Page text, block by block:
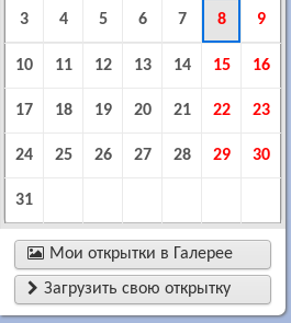
3 4 5 6 7 8 9
10 11 12 13 14 15 16
17 18 19 20 21 22 23
24 25 26 27 28 29 30
31
 Мои открытки в Галерее
 Загрузить свою открытку